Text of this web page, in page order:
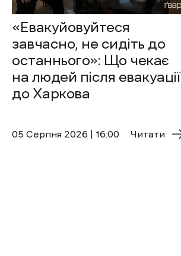
«Евакуйовуйтеся
завчасно, не сидіть до
останнього»: Що чекає
на людей після евакуації
до Харкова
05 Cерпня 2026 | 16:00 Читати